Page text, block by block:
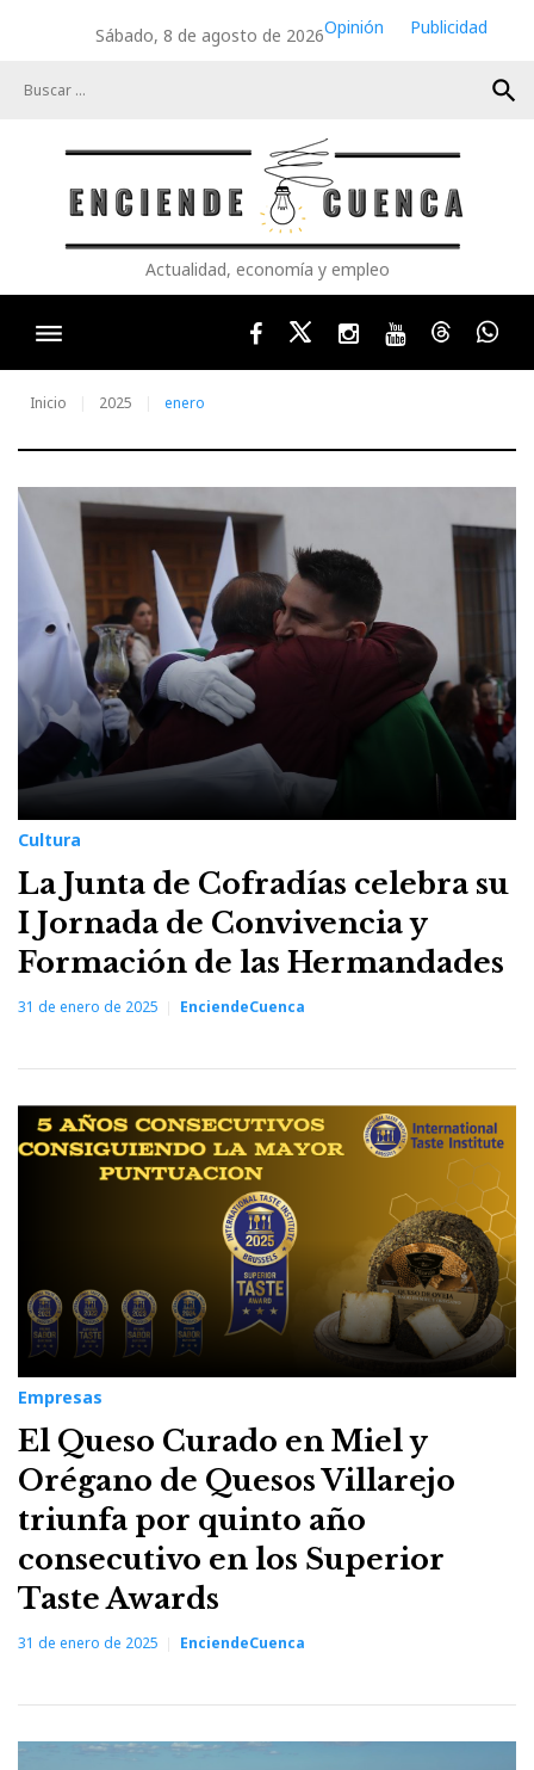
Sábado, 8 de agosto de 2026Opinión
Publicidad
search
Actualidad, economía y empleo
FacebookTwitterInstagram
YoutubeThreads
Inicio 2025 enero
Mes:
enero
2025
Cultura
La Junta de Cofradías celebra su
I Jornada de Convivencia y
Formación de las Hermandades
31 de enero de 2025 EnciendeCuenca
Empresas
El Queso Curado en Miel y
Orégano de Quesos Villarejo
triunfa por quinto año
consecutivo en los Superior
Taste Awards
31 de enero de 2025 EnciendeCuenca